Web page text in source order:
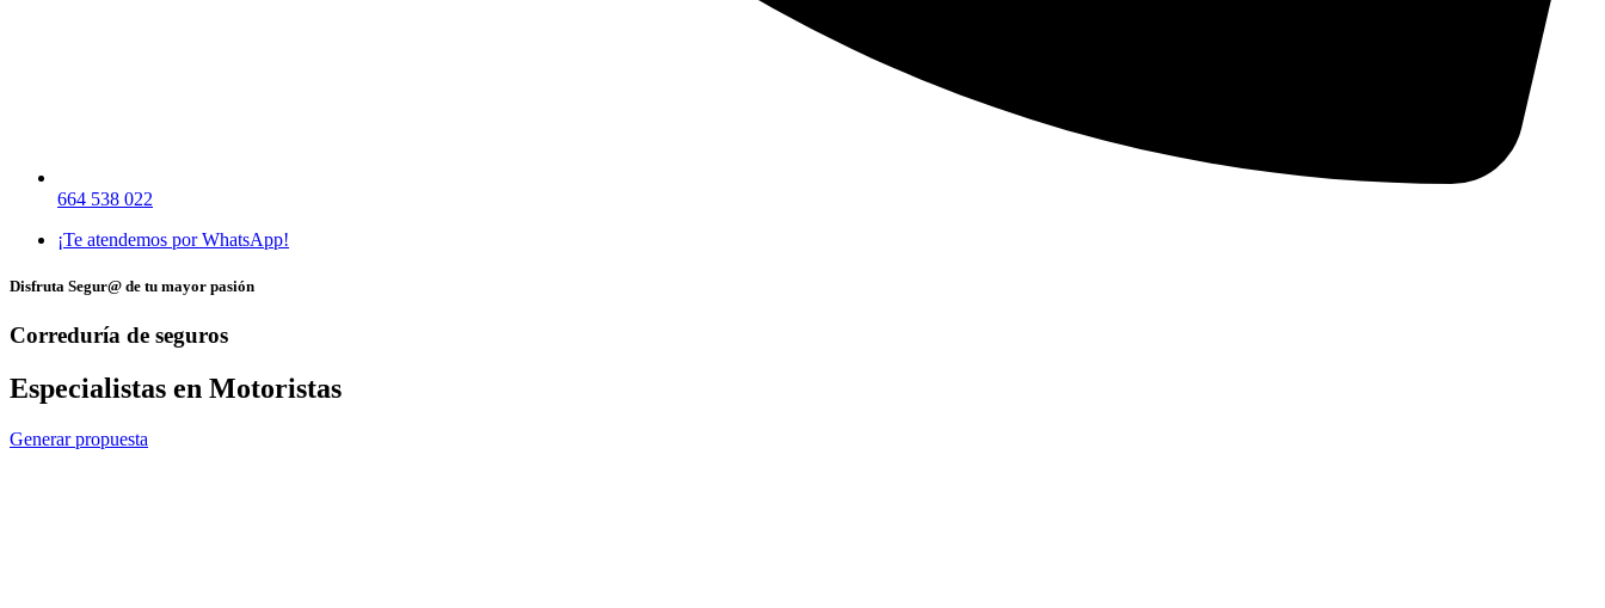
664 538 022
¡Te atendemos por WhatsApp!
Disfruta Segur@ de tu mayor pasión
Correduría de seguros
Especialistas en Motoristas
Generar propuesta